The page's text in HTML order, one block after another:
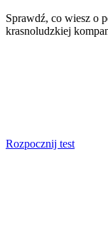
Sprawdź, co wiesz o
krasnoludzkiej
Rozpocznij test